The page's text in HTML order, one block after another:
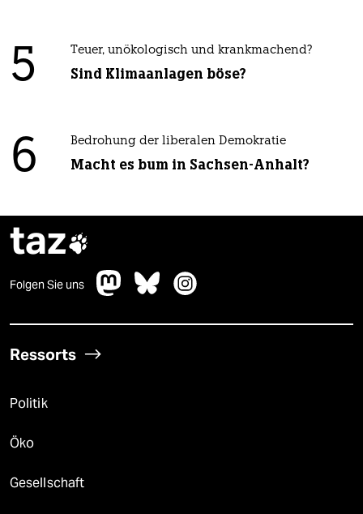
5 Teuer, unökologisch und krankmachend?
Sind Klimaanlagen böse?
6 Bedrohung der liberalen Demokratie
Macht es bum in Sachsen-Anhalt?
taz
Folgen Sie uns
Ressorts
Politik
Öko
Gesellschaft